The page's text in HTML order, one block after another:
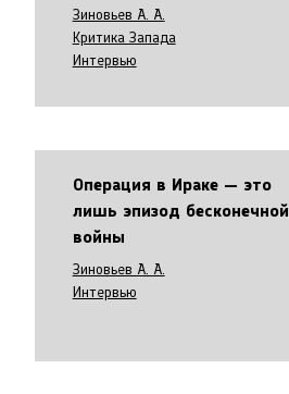
Зиновьев А. А.
Критика Запада
Интервью
Операция в Ираке — это
лишь эпизод бесконечной
войны
Зиновьев А. А.
Интервью